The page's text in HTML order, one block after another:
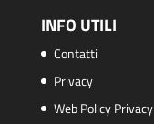
INFO UTILI
Contatti
Privacy
Web Policy Privacy